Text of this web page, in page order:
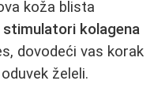
koža blista
stimulatori kolagena
dovodeći vas korak
želeli.